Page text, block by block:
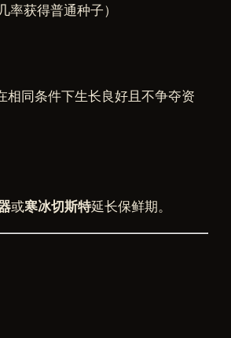
率获得普通种子）
相同条件下生长良好且不争夺资
或寒冰切斯特延长保鲜期。